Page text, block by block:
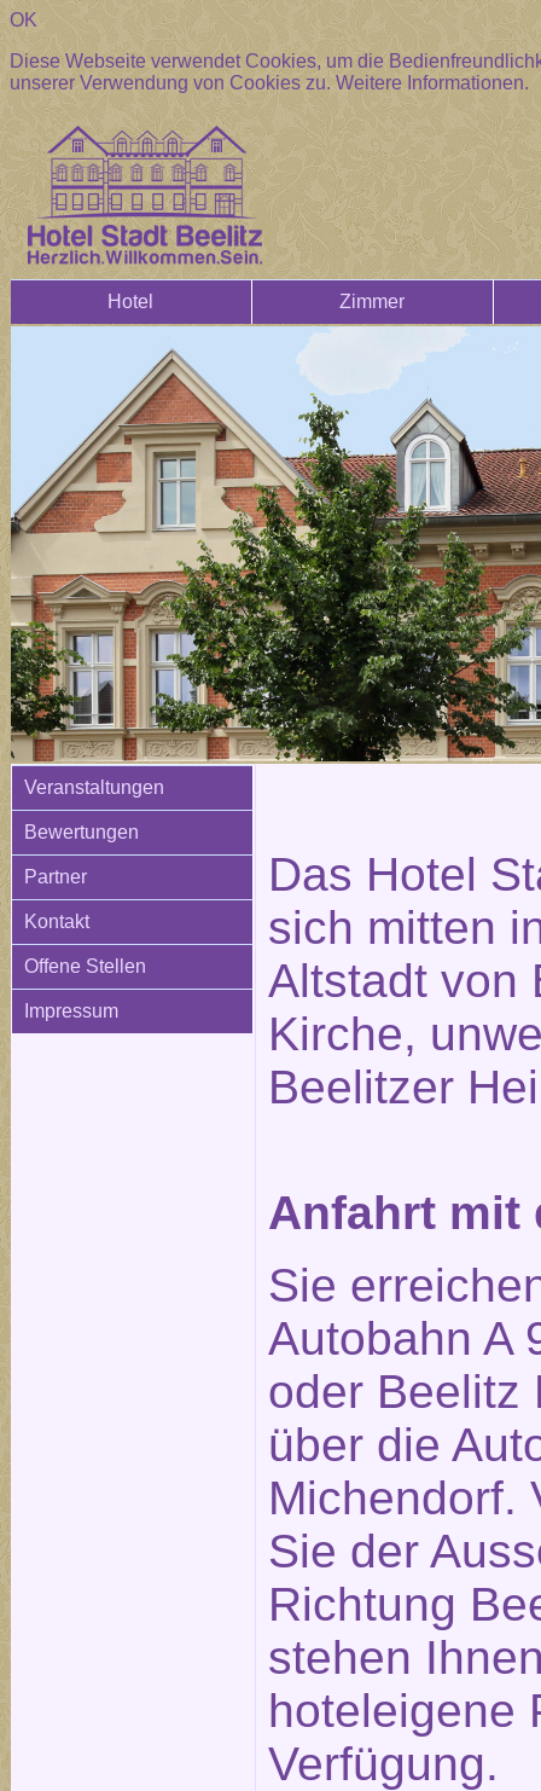
OK
Diese Webseite verwendet Cookies, um die
unserer Verwendung von Cookies zu.Weitere Informationen.
Hotel Zimmer
Veranstaltungen
Bewertungen
Partner
Kontakt
Offene Stellen
Impressum
Das Hotel
sich mitten
Altstadt von
Kirche,
Beelitzer
Anfahrt mit
Sie
Autobahn A
oder Beelitz
über die
Michendorf.
Sie der
Richtung
stehen
hoteleigene
Verfügung.